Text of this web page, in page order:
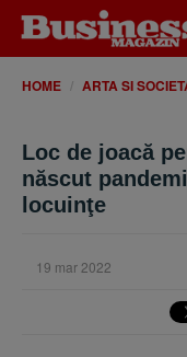
HOME ARTA SI
Loc de joacă
născut
locuinţe
19 mar 2022